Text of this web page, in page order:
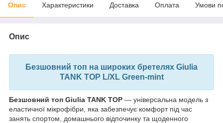
Опис Характеристики Доставка Оплата Умови
Опис
Безшовний топ на широких бретелях Giulia
TANK TOP L/XL Green-mint
Безшовний топ Giulia TANK TOP — універсальна модель з
еластичної мікрофібри, яка забезпечує комфорт під час
занять спортом, домашнього відпочинку та щоденного